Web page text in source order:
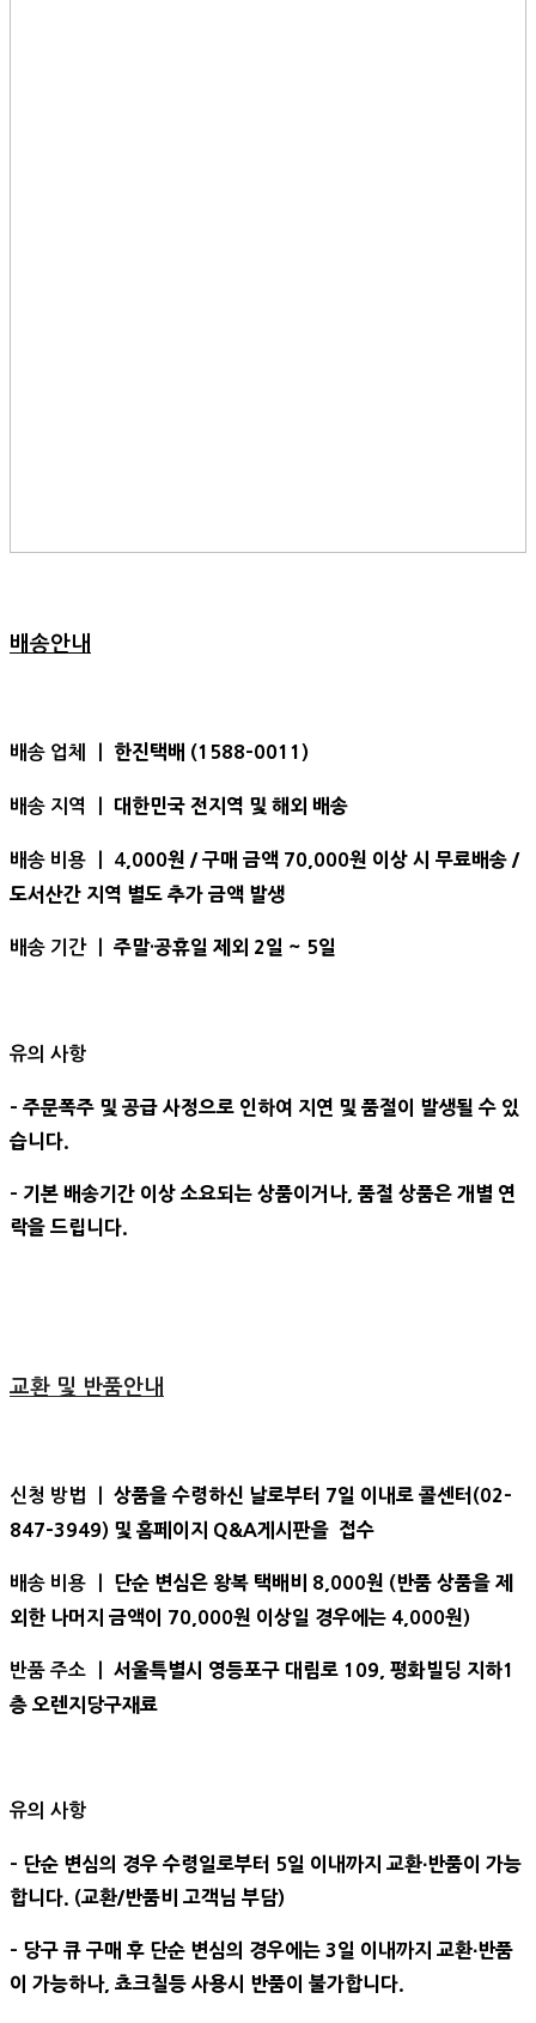
배송안내
배송 업체 ㅣ 한진택배 (1588-0011)
배송 지역 ㅣ 대한민국 전지역 및 해외 배송
배송 비용 ㅣ 4 ,000원 / 구매 금액 70,000원 이상 시 무료배송 /
도서산간 지역 별도 추가 금액 발생
배송 기간 ㅣ 주말·공휴일 제외 2일 ~ 5일
유의 사항
- 주문폭주 및 공급 사정으로 인하여 지연 및 품절이 발생될 수 있
습니다.
- 기본 배송기간 이상 소요되는 상품이거나, 품절 상품은 개별 연
락을 드립니다.
교환 및 반품안내
신청 방법 ㅣ 상품을 수령하신 날로부터 7일 이내로 콜센터(02-
847-3949) 및 홈페이지 Q&A게시판을 접수
배송 비용 ㅣ
단순 변심은 왕복 택배비 8,000원 (반품 상품을 제
외한 나머지 금액이 70,000원 이상일 경우에는 4,000원)
반품 주소 ㅣ 서울특별시 영등포구 대림로 109, 평화빌딩 지하1
층 오렌지당구재료
유의 사항
- 단순 변심의 경우 수령일로부터 5일 이내까지 교환∙반품이 가능
합니다. (교환/반품비 고객님 부담)
- 당구 큐 구매 후 단순 변심의 경우에는 3일 이내까지 교환∙반품
이 가능하나, 쵸크칠등 사용시 반품이 불가합니다.